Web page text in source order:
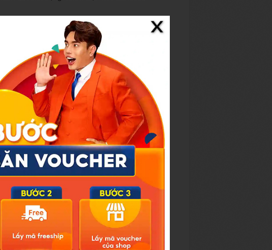
truyền tại khu dân cư, nhà trọ, hộ gia đình
nhấn mạnh mức phạt và các hình thức xử
biết, công an phường vừa tuyên truyền, vừa
chức các tổ tuần tra buổi tối, yêu cầu các cơ
Công tác kiểm tra, xử lý được thực hiện
ồn, giúp lực lượng chức năng chủ động hơn
công bằng, rất cần sự phối hợp của người dân
an phường, xã là lực lượng gần dân, nắm rõ
còn phải chờ quy trình phối hợp rườm rà,
phải có sự giám sát của cộng đồng để tránh